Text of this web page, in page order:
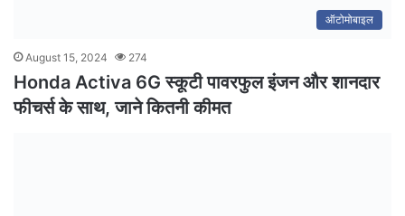
ऑटोमोबाइल
August 15, 2024 274
Honda Activa 6G स्कूटी पावरफुल इंजन और शानदार
फीचर्स के साथ, जाने कितनी कीमत